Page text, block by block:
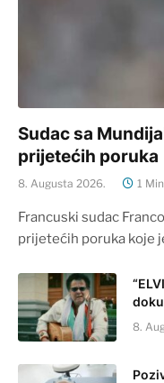
Sudac sa
prijetećih poruka
8. Augusta 2026. 1
Francuski sudac
prijetećih poruka koje
8.